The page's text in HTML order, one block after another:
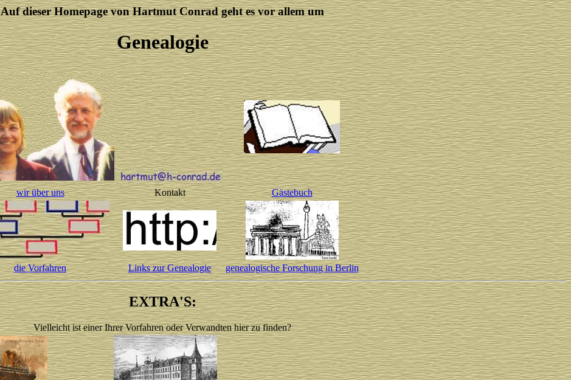
Auf dieser Homepage von Hartmut Conrad geht es vor allem um
Genealogie
wir über uns Kontakt Gästebuch
die Vorfahren Links zur Genealogie genealogische Forschung in Berlin
EXTRA'S:
Vielleicht ist einer Ihrer Vorfahren oder Verwandten hier zu finden?